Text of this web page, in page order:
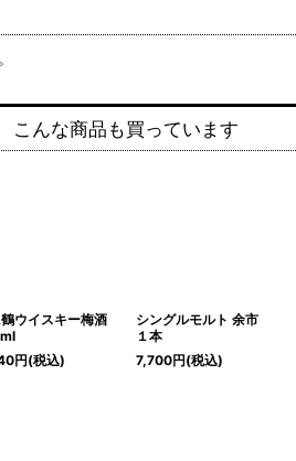
こんな商品も買っています
ウイスキー梅酒
円(税込)
シングルモルト 余市
１本
7,700円(税込)